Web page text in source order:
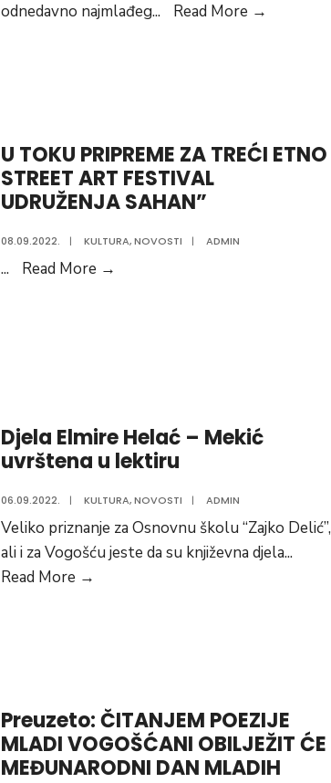
odnedavno najmlađeg... Read More →
U TOKU PRIPREME ZA TREĆI ETNO
STREET ART FESTIVAL
UDRUŽENJA SAHAN”
08.09.2022. | KULTURA,NOVOSTI | ADMIN
... Read More →
ART
FESTIVAL
Djela Elmire Helać – Mekić
uvrštena u lektiru
06.09.2022. | KULTURA,NOVOSTI | ADMIN
Veliko priznanje za Osnovnu školu “Zajko Delić”,
ali i za Vogošću jeste da su književna djela...
Read More →
u
lektiru
Preuzeto: ČITANJEM POEZIJE
MLADI VOGOŠĆANI OBILJEŽIT ĆE
MEĐUNARODNI DAN MLADIH